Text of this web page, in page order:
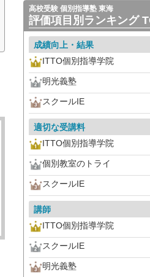
高校受験 個別指導塾 東海
評価項目別ランキング
成績向上・結果
ITTO個別指導学院
明光義塾
スクールIE
適切な受講料
ITTO個別指導学院
個別教室のトライ
スクールIE
講師
ITTO個別指導学院
スクールIE
明光義塾